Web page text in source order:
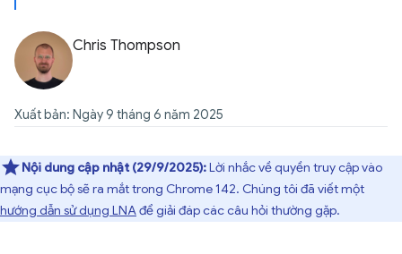
Chris Thompson
Xuất bản: Ngày 9 tháng 6 năm 2025
Nội dung cập nhật (29/9/2025):Lời nhắc về quyền truy cập vào
mạng cục bộ sẽ ra mắt trong Chrome 142. Chúng tôi đã viết một
hướng dẫn sử dụng LNAđể giải đáp các câu hỏi thường gặp.